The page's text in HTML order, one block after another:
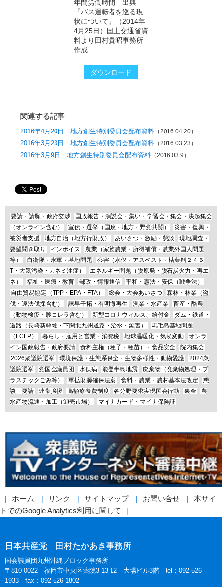
年間労働時間 出典
『バス運転者を巡る現
状について』（2014年
4月25日）国土交通省資
料より田村貴昭事務所
作成
ダウンロード
関連する記事
2016年4月20日 地方創生特別委員会配布資料 （2016.04.20）
2016年3月23日 地方創生特別委員会配布資料 （2016.03.23）
2016年3月9日 地方創生特別委員会配布資料 （2016.03.9）
要請・請願・政府交渉
国政報告・演説会・集い・学習会・集会・決起集会
（オンライン含む）
宣伝・選挙（国政・地方・野党共闘）
災害・復興・
被災者支援
地方自治（地方行財政） あいさつ・激励・懇談
現地調査・
要望聞き取り
インボイス
農業（家族農業・所得補償・農業外国人問題
等）
自衛隊・米軍・基地問題
公害（水俣・アスベスト・枯葉剤２４５
T・大気汚染・カネミ油症）
エネルギー問題（脱原発・脱石炭火力・再エ
ネ）
福祉・医療・教育 郵政・情報通信
平和・憲法・安保（戦争法）
自由貿易協定（TPP・EPA・FTA）
総会・大会あいさつ
森林・林業（盗
伐・違法伐採含む）
諫早干拓・有明海再生 漁業・水産業
畜産・酪農
（動物検疫・豚コレラ含む）
新型コロナウィルス、給付金
ダム・鉄道・
道路（長崎新幹線・下関北九州道路・治水・鉱害）
馬毛島基地問題
（FCLP）
暮らし・雇用と営業・消費税 地球温暖化・気候変動
オンラ
イン国政報告・政府要請
食料主権（種子・種苗）・食品安全
院内集会
2026衆議院選挙
環境保護・生態系保全・生物多様性・動物愛護
2024衆
議院選挙
党国会議員団 水俣病 能登半島地震
廃棄物（廃棄物処理・プ
ラスチックごみ等）
軍拡財源確保法案 食料・農業・農村基本法改定
懇
談・要請
連帯挨拶 高額療養費制度 各分野要求実現国会行動 裏金
農
水産物流通・加工（卸売市場）
マイナカード・マイナ保険証
ホーム リンク サイトマップ お問い合せ
本サイ
トでのGoogle Analytics利用に関して
日本共産党 田村たかあき事務所
国会議員団九州沖縄ブロック事務所
〒810-0022 福岡市中央区薬院3-13-12 大場ビル3階 tel：092-526-
1933 fax：092-526-1802